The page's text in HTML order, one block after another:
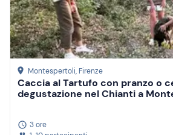
Montespertoli, Firenze
Caccia al Tartufo con pranzo o
degustazione nel Chianti a
3 ore